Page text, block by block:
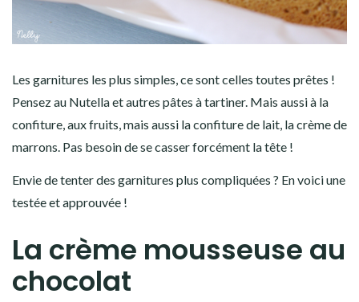
Les garnitures les plus simples, ce sont celles toutes prêtes !
Pensez au Nutella et autres pâtes à tartiner. Mais aussi à la
confiture, aux fruits, mais aussi la confiture de lait, la crème de
marrons. Pas besoin de se casser forcément la tête !
Envie de tenter des garnitures plus compliquées ? En voici une
testée et approuvée !
La crème mousseuse au
chocolat